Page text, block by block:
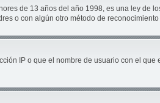
de 13 años del año 1998, es una ley
o con algún otro método de
IP o que el nombre de usuario con el